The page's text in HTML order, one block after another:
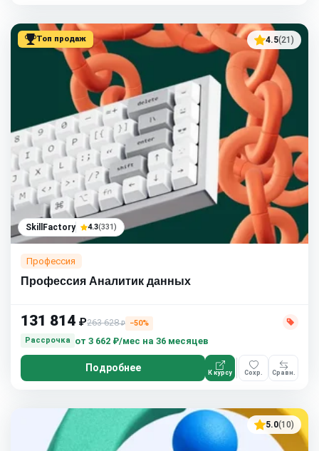
Топ продаж 4.5(21)
SkillFactory 4.3(331)
Профессия
Профессия Аналитик данных
131 814 ₽263 628₽
−50%
Рассрочка
от 3 662 ₽/мес на 36 месяцев
Подробнее К курсу Сохр. Сравн.
5.0(10)